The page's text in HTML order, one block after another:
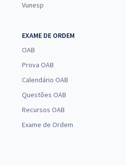
Vunesp
EXAME DE ORDEM
OAB
Prova OAB
Calendário OAB
Questões OAB
Recursos OAB
Exame de Ordem